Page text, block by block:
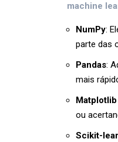
machine
NumPy:
parte das
Pandas:
mais
Matplotlib
ou
Scikit-